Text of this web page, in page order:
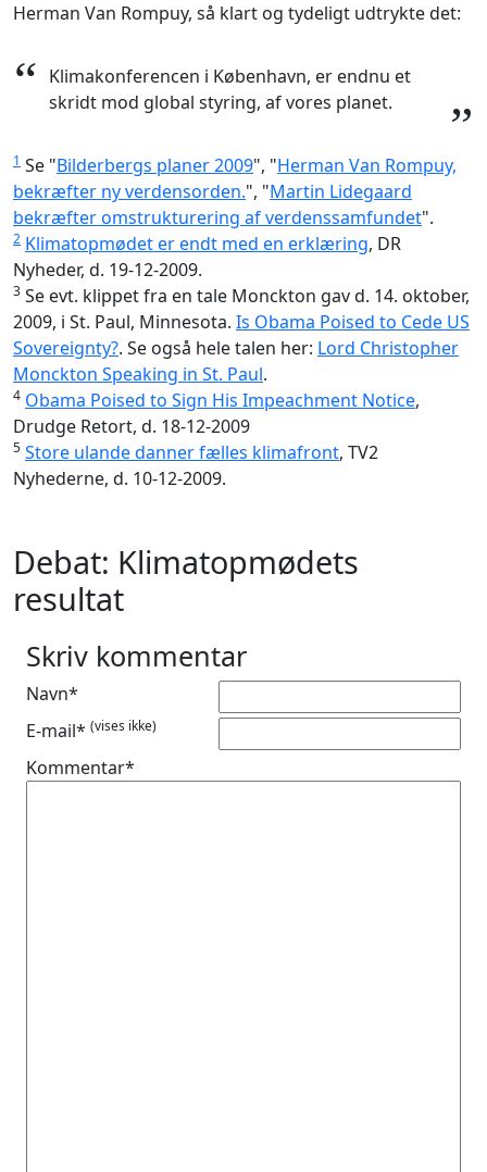
Herman Van Rompuy, så klart og tydeligt udtrykte det:
“ Klimakonferencen i København, er endnu et
skridt mod global styring, af vores planet.
”
1 Se "Bilderbergs planer 2009", "Herman Van Rompuy,
bekræfter ny verdensorden.", "Martin Lidegaard
bekræfter omstrukturering af verdenssamfundet".
2 Klimatopmødet er endt med en erklæring, DR
Nyheder, d. 19-12-2009.
3 Se evt. klippet fra en tale Monckton gav d. 14. oktober,
2009, i St. Paul, Minnesota. Is Obama Poised to Cede US
Sovereignty?. Se også hele talen her: Lord Christopher
Monckton Speaking in St. Paul.
4 Obama Poised to Sign His Impeachment Notice,
Drudge Retort, d. 18-12-2009
5 Store ulande danner fælles klimafront, TV2
Nyhederne, d. 10-12-2009.
Debat: Klimatopmødets
resultat
Skriv kommentar
Navn*
E-mail* (vises ikke)
Kommentar*